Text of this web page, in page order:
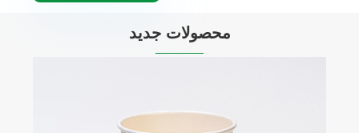
محصولات جدید